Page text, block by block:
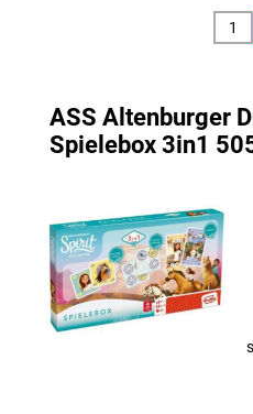
ASS Altenburger
Spielebox 3in1